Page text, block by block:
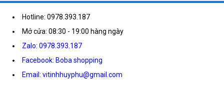
Hotline: 0978.393.187
Mở cửa: 08:30 - 19:00 hàng ngày
Zalo: 0978.393.187
Facebook: Boba shopping
Email: vitinhhuyphu@gmail.com